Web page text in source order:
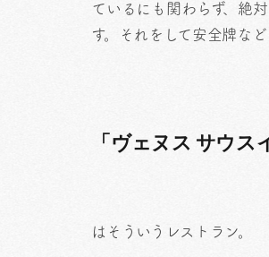
ているにも関わらず、絶
す。それをして安全牌な
「ヴェヌス サウス
はそういうレストラン。